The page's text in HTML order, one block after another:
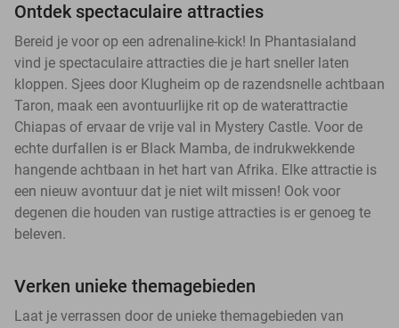
Ontdek spectaculaire attracties
Bereid je voor op een adrenaline-kick! In Phantasialand
vind je spectaculaire attracties die je hart sneller laten
kloppen. Sjees door Klugheim op de razendsnelle achtbaan
Taron, maak een avontuurlijke rit op de waterattractie
Chiapas of ervaar de vrije val in Mystery Castle. Voor de
echte durfallen is er Black Mamba, de indrukwekkende
hangende achtbaan in het hart van Afrika. Elke attractie is
een nieuw avontuur dat je niet wilt missen! Ook voor
degenen die houden van rustige attracties is er genoeg te
beleven.
Verken unieke themagebieden
Laat je verrassen door de unieke themagebieden van